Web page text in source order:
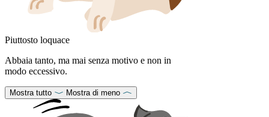
Piuttosto loquace
Abbaia tanto, ma mai senza motivo e non in
modo eccessivo.
Mostra tutto Mostra di meno